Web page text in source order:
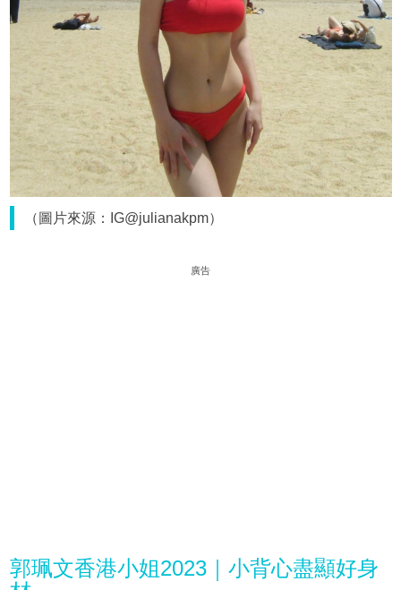
（圖片來源：IG@julianakpm）
廣告
郭珮文香港小姐2023｜小背心盡顯好身